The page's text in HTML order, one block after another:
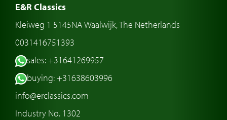
E&R Classics
Kleiweg 1 5145NA Waalwijk, The Netherlands
0031416751393
sales: +31641269957
buying: +31638603996
info@erclassics.com
Industry No. 1302